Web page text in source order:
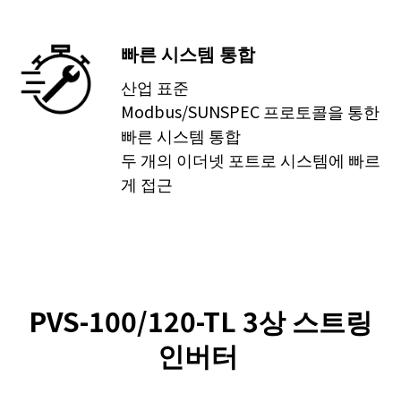
빠른 시스템 통합
산업 표준
Modbus/SUNSPEC 프로토콜을 통한
빠른 시스템 통합
두 개의 이더넷 포트로 시스템에 빠르
게 접근
PVS-100/120-TL 3상 스트링
인버터